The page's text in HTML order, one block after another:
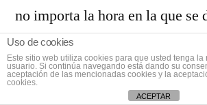
no importa la hora en la que se
estar listos para cooperarlos.
Además de esto, para lograr
Uso de cookies
Este sitio web utiliza cookies para que usted tenga
usuario. Si continúa navegando está dando su
aceptación de las mencionadas cookies y la
cookies.
ACEPTAR